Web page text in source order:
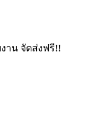
าน จัดส่งฟรี!!